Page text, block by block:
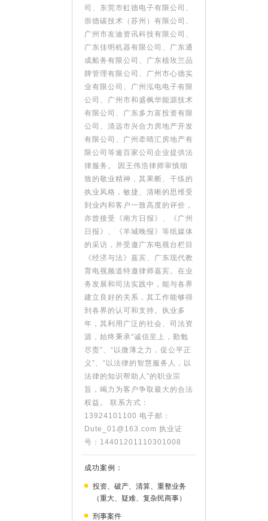
司、东莞市虹德电子有限公司、
崇德碳技术（苏州）有限公司、
广州市友迪资讯科技有限公司、
广东佳明机器有限公司、广东通
成船务有限公司、广东植玫兰品
牌管理有限公司、广州市心德实
业有限公司、广州泓电电子有限
公司、广州市和盛枫华能源技术
有限公司、广东多力富投资有限
公司、清远市兴合力房地产开发
有限公司、广州牵晴汇房地产有
限公司等逾百家公司企业提供法
律服务。 因王伟浩律师审慎细
致的敬业精神，其果断、干练的
执业风格，敏捷、清晰的思维受
到业内和客户一致高度的评价，
亦曾接受《南方日报》、《广州
日报》、《羊城晚报》等纸媒体
的采访，并受邀广东电视台栏目
《经济与法》嘉宾、广东现代教
育电视频道特邀律师嘉宾。在业
务发展和司法实践中，能与各界
建立良好的关系，其工作能够得
到各界的认可和支持。执业多
年，其利用广泛的社会、司法资
源，始终秉承“诚信至上，勤勉
尽责”、“以微薄之力，促公平正
义”、“以法律的智慧服务人，以
法律的知识帮助人”的职业宗
旨，竭力为客户争取最大的合法
权益。 联系方式：
13924101100 电子邮：
Dute_01@163.com 执业证
号：14401201110301008
成功案例：
投资、破产、清算、重整业务
（重大、疑难、复杂民商事）
刑事案件